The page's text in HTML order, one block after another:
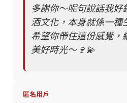
多謝你～呢句說話我好
酒文化，本身就係一種
希望你帶住這份感覺，
美好時光～🍷💫
匿名用戶